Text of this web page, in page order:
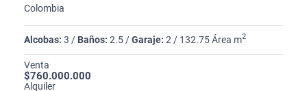
Colombia
Alcobas: 3 / Baños: 2.5 /Garaje: 2 / 132.75 Área m2
Venta
$760.000.000
Alquiler